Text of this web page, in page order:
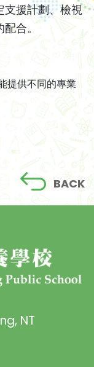
支援計劃、檢視
配合。
提供不同的專業
BACK
NT